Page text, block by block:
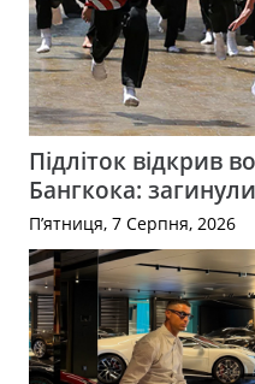
Підліток відкрив
Бангкока:
П’ятниця, 7 Серпня, 2026